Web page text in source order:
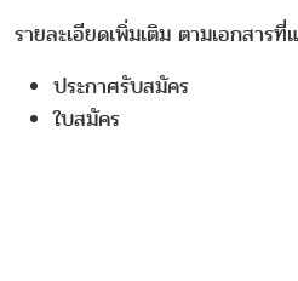
รายละเอียดเพิ่มเติม ตามเอกสาร
ประกาศรับสมัคร
ใบสมัคร